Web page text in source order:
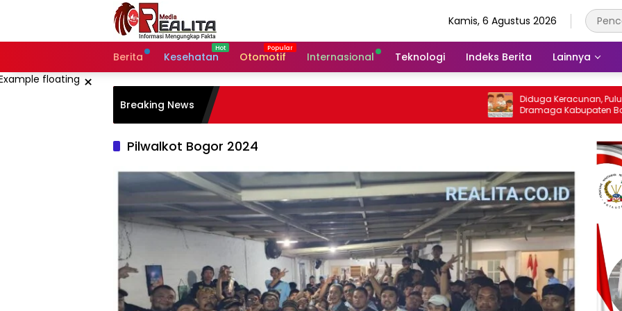
Kamis, 6 Agustus 2026
Berita Kesehatan Otomotif Internasional Teknologi Indeks Berita Lainnya
×
Breaking News
Diduga Keracunan, Puluhan Siswa SD di
Dramaga Kabupaten Bogor Dilarikan Ke
Puskesmas
Pilwalkot Bogor 2024